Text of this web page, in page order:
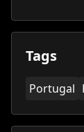
Tags
Portugal